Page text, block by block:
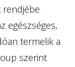
rendjébe
egészséges,
termelik a
szerint